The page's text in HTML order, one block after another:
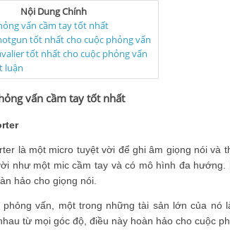
Nội Dung Chính
vấn cầm tay tốt nhất
tốt nhất cho cuộc phỏng vấn
tốt nhất cho cuộc phỏng vấn
luận
vấn cầm tay tốt nhất
là một micro tuyệt vời để ghi âm giọng nói
như một mic cầm tay và có mô hình đa
hảo cho giọng nói.
phỏng vấn, một trong những tài sản lớn của
từ mọi góc độ, điều này hoàn hảo cho cuộc